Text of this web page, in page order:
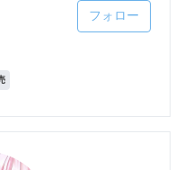
フォロー